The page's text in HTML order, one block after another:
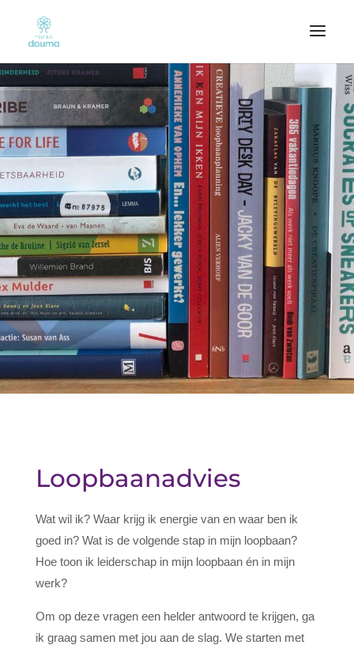
Loopbaanadvies
Wat wil ik? Waar krijg ik energie van en waar ben ik
goed in? Wat is de volgende stap in mijn loopbaan?
Hoe toon ik leiderschap in mijn loopbaan én in mijn
werk?
Om op deze vragen een helder antwoord te krijgen, ga
ik graag samen met jou aan de slag. We starten met